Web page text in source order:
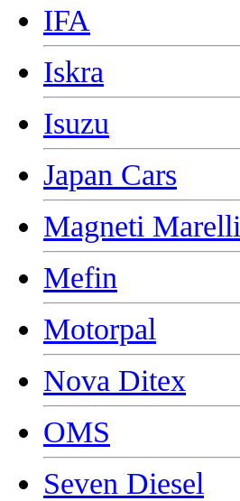
IFA
Iskra
Isuzu
Japan Cars
Magneti Marelli
Mefin
Motorpal
Nova Ditex
OMS
Seven Diesel